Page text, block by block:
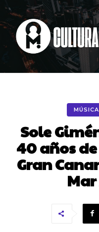
MÚSICA
Sole
40 años
Gran